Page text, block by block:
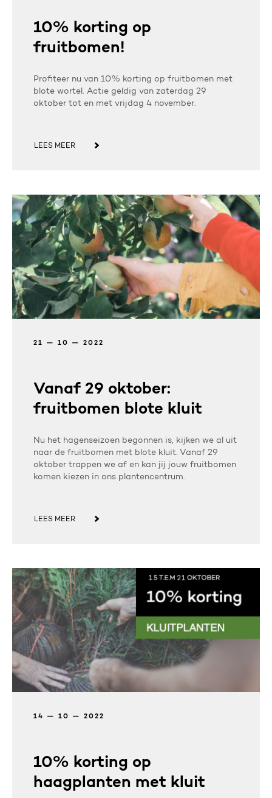
10% korting op
fruitbomen!
Profiteer nu van 10% korting op fruitbomen met
blote wortel. Actie geldig van zaterdag 29
oktober tot en met vrijdag 4 november.
LEES MEER
21 — 10 — 2022
Vanaf 29 oktober:
fruitbomen blote kluit
Nu het hagenseizoen begonnen is, kijken we al uit
naar de fruitbomen met blote kluit. Vanaf 29
oktober trappen we af en kan jij jouw fruitbomen
komen kiezen in ons plantencentrum.
LEES MEER
14 — 10 — 2022
10% korting op
haagplanten met kluit